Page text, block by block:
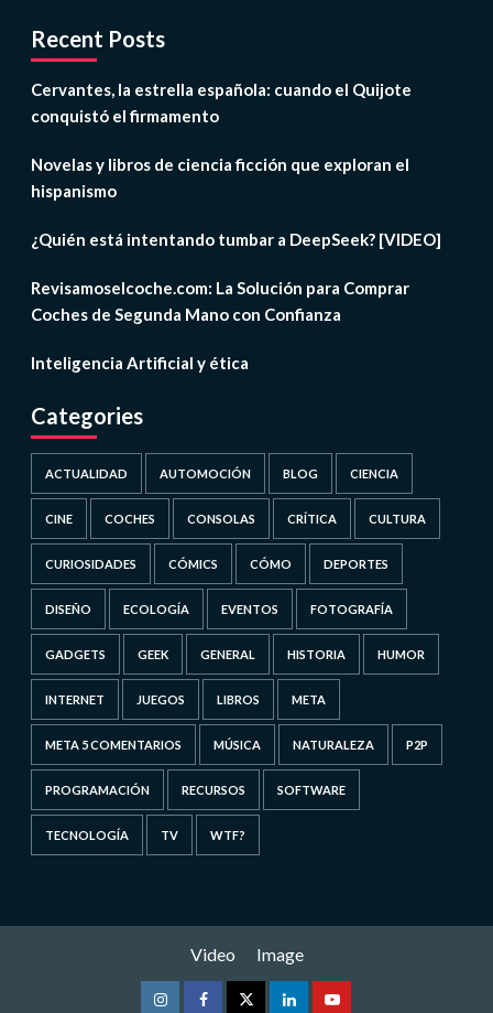
Recent Posts
Cervantes, la estrella española: cuando el Quijote
conquistó el firmamento
Novelas y libros de ciencia ficción que exploran el
hispanismo
¿Quién está intentando tumbar a DeepSeek? [VIDEO]
Revisamoselcoche.com: La Solución para Comprar
Coches de Segunda Mano con Confianza
Inteligencia Artificial y ética
Categories
ACTUALIDAD AUTOMOCIÓN BLOG CIENCIA
CINE COCHES CONSOLAS CRÍTICA CULTURA
CURIOSIDADES CÓMICS CÓMO DEPORTES
DISEÑO ECOLOGÍA EVENTOS FOTOGRAFÍA
GADGETS GEEK GENERAL HISTORIA HUMOR
INTERNET JUEGOS LIBROS META
META 5 COMENTARIOS MÚSICA NATURALEZA P2P
PROGRAMACIÓN RECURSOS SOFTWARE
TECNOLOGÍA TV WTF?
Video Image